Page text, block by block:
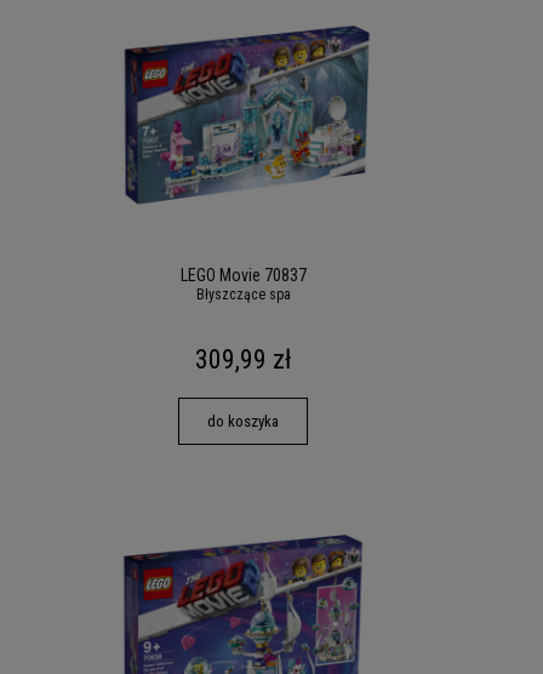
LEGO Movie 70837
Błyszczące spa
309,99 zł
do koszyka